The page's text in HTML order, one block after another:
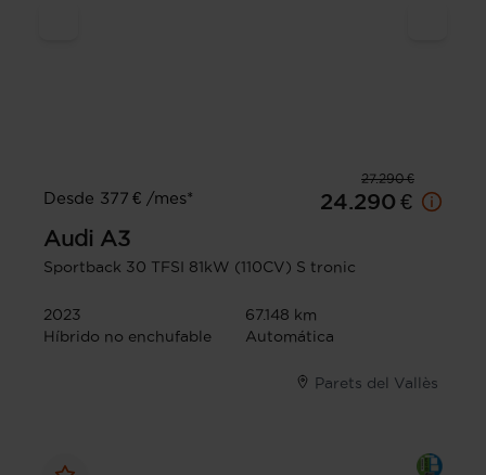
27.290 €
Desde 377 € /mes*
24.290 €
Audi A3
Sportback 30 TFSI 81kW (110CV) S tronic
2023
67.148 km
Híbrido no enchufable
Automática
Parets del Vallès